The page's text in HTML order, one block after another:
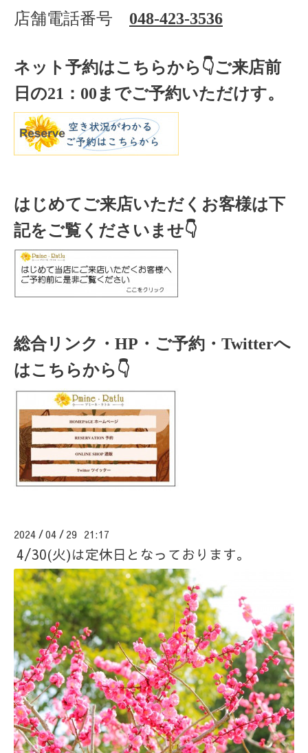
店舗電話番号 048-423-3536
ネット予約はこちらから👇ご来店前
日の21 ： 00までご予約いただけす。
はじめてご来店いただくお客様は下
記をご覧くださいませ👇
総合リンク・HP・ご予約・Twitterへ
はこちらから👇
2024 /04 / 29 21:17
4/30(火)は定休日となっております。